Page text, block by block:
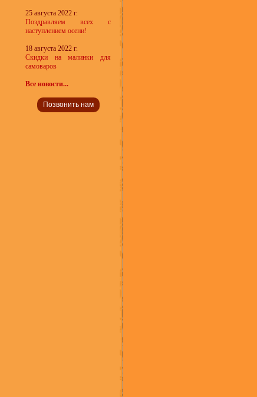
25 августа 2022 г.
Поздравляем всех с
наступлением осени!
18 августа 2022 г.
Скидки на малинки для
самоваров
Все новости...
Позвонить нам